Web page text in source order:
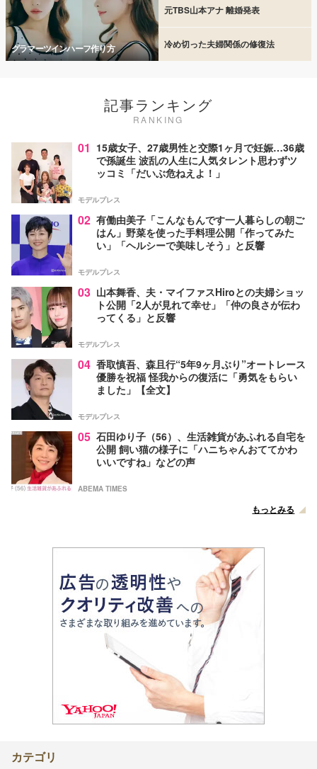
グラマーツインハーフ作り方
元TBS山本アナ 離婚発表
冷め切った夫婦関係の修復法
記事ランキング
RANKING
01 15歳女子、27歳男性と交際1ヶ月で妊娠…36歳
で孫誕生 波乱の人生に人気タレント思わずツ
ッコミ「だいぶ危ねえよ！」
モデルプレス
02 有働由美子「こんなもんです一人暮らしの朝ご
はん」野菜を使った手料理公開「作ってみた
い」「ヘルシーで美味しそう」と反響
モデルプレス
03 山本舞香、夫・マイファスHiroとの夫婦ショッ
ト公開「2人が見れて幸せ」「仲の良さが伝わ
ってくる」と反響
モデルプレス
04 香取慎吾、森且行“5年9ヶ月ぶり”オートレース
優勝を祝福 怪我からの復活に「勇気をもらい
ました」【全文】
モデルプレス
05 石田ゆり子（56）、生活雑貨があふれる自宅を
公開 飼い猫の様子に「ハニちゃんおててかわ
いいですね」などの声
ABEMA TIMES
もっとみる
カテゴリ